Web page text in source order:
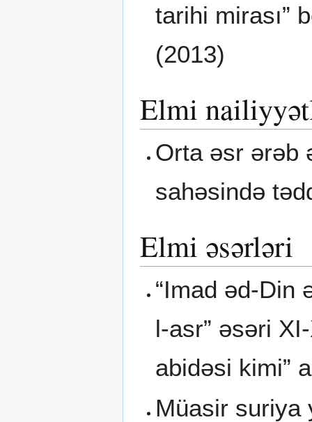
tarihi mirası”
(2013)
Elmi
Orta əsr ərəb
sahəsində
Elmi əsərləri
“Imad əd-Din
l-asr” əsəri
abidəsi kimi”
Müasir suriya